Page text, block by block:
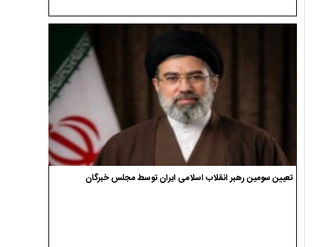
تعیین سومین رهبر انقلاب اسلامی ایران توسط مجلس خبرگان